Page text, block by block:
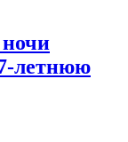
летнюю